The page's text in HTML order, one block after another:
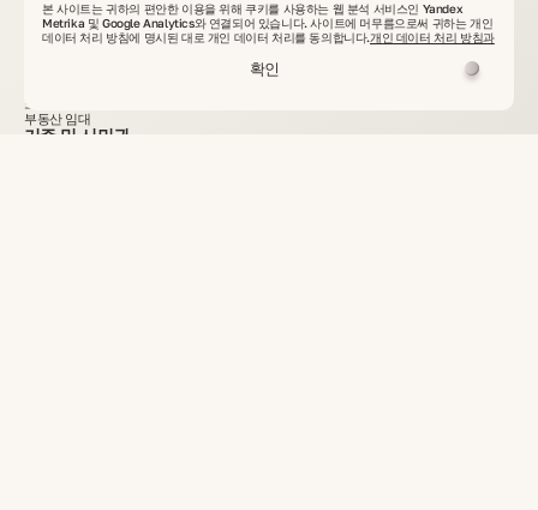
전 세계 부동산
투자 프로젝트
소유주 직거래 부동산
부동산 임대
거주 및 시민권
본 사이트는 귀하의 편안한 이용을 위해 쿠키를 사용하는 웹 분석 서비스인 Yandex
Metrika 및 Google Analytics와 연결되어 있습니다. 사이트에 머무름으로써 귀하는 개인
데이터 처리 방침에 명시된 대로 개인 데이터 처리를 동의합니다.개인 데이터 처리 방침과
확인